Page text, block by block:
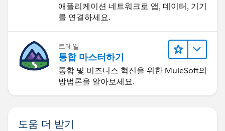
애플리케이션 네트워크로 앱, 데이터, 기기
를 연결하세요.
트레일
통합 마스터하기
통합 및 비즈니스 혁신을 위한 MuleSoft의
방법론을 알아보세요.
도움 더 받기